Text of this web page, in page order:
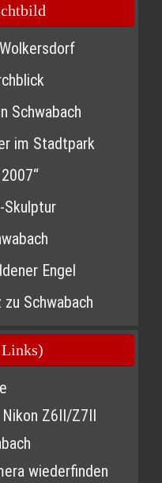
Schwabach
im Stadtpark
Skulptur
Engel
Schwabach
Z6II/Z7II
wiederfinden